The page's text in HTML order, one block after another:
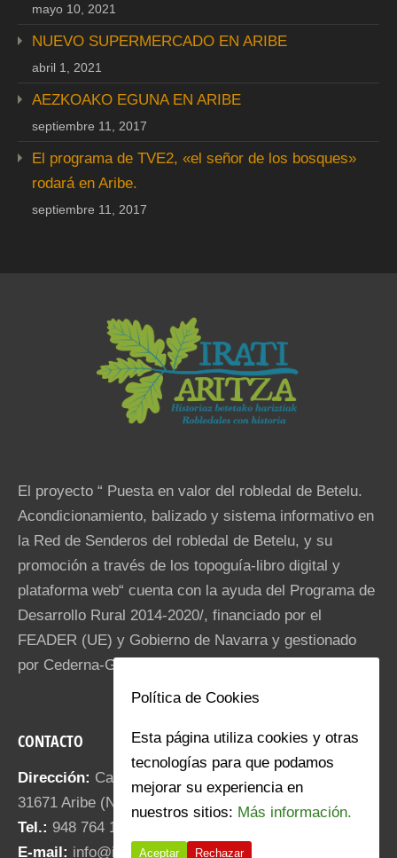
mayo 10, 2021
NUEVO SUPERMERCADO EN ARIBE
abril 1, 2021
AEZKOAKO EGUNA EN ARIBE
septiembre 11, 2017
El programa de TVE2, «el señor de los bosques»
rodará en Aribe.
septiembre 11, 2017
El proyecto “ Puesta en valor del robledal de Betelu.
Acondicionamiento, balizado y sistema informativo en
la Red de Senderos del robledal de Betelu, y su
promoción a través de los topoguía-libro digital y
plataforma web“ cuenta con la ayuda del Programa de
Desarrollo Rural 2014-2020/, financiado por el
FEADER (UE) y Gobierno de Navarra y gestionado
por Cederna-Garalur.
CONTACTO
Dirección: Calle Santa María 18.
31671 Aribe (NAVARRA)
Tel.: 948 764 187
E-mail: info@iratiaritza.com
Política de Cookies
Esta página utiliza cookies y otras
tecnologías para que podamos
mejorar su experiencia en
nuestros sitios: Más información.
Aceptar Rechazar